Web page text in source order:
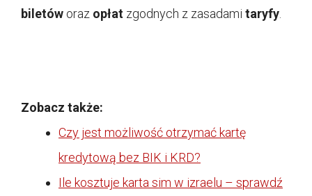
biletów oraz opłat zgodnych z zasadami taryfy
Zobacz także:
Czy jest możliwość otrzymać kartę
kredytową bez BIK i KRD?
Ile kosztuje karta sim w izraelu – sprawdź